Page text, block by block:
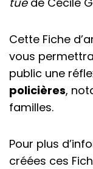
Cette Fiche
vous
public une
policières,
familles.
Pour plus
créées ces